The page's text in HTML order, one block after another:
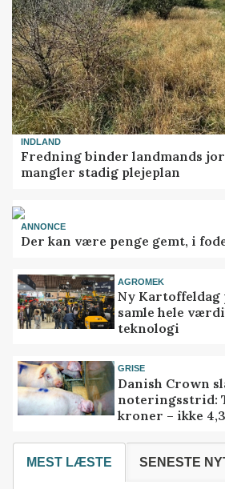
INDLAND
Fredning binder landmands
mangler stadig plejeplan
ANNONCE
Der kan være penge gemt, i
AGROMEK
Ny Kartoffeldag
samle hele
teknologi
GRISE
Danish Crown
noteringsstrid:
kroner – ikke
MEST LÆSTE SENESTE